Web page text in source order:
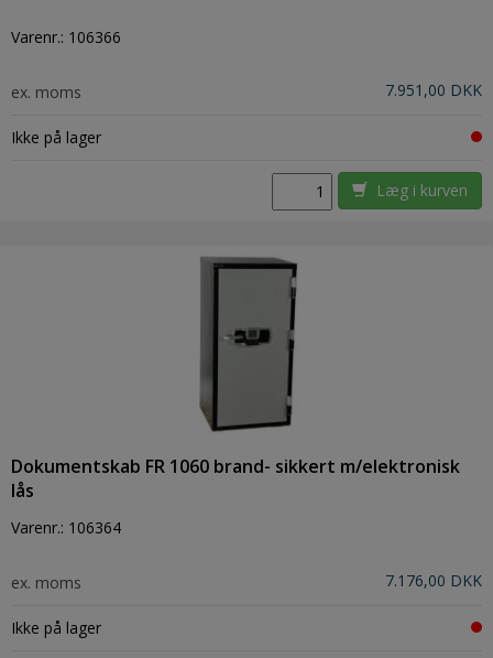
Varenr.: 106366
ex. moms 7.951,00 DKK
Ikke på lager
Læg i kurven
Dokumentskab FR 1060 brand- sikkert m/elektronisk
lås
Varenr.: 106364
ex. moms 7.176,00 DKK
Ikke på lager